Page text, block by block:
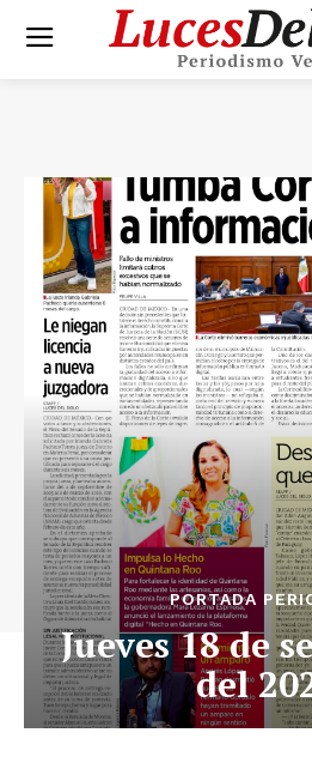
PORTADA
Jueves 18 de
del